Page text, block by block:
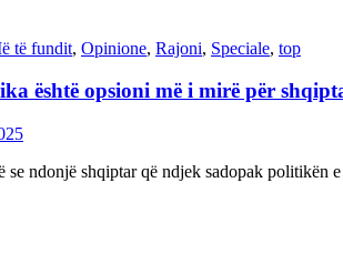
të fundit, Opinione, Rajoni, Speciale, top
është opsioni më i mirë për
ndonjë shqiptar që ndjek sadopak